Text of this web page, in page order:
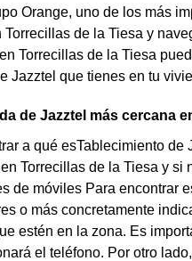
Orange, uno de los más
Torrecillas de la Tiesa y
Torrecillas de la Tiesa
Jazztel que tienes en tu
de Jazztel más cercana
a qué esTablecimiento
Torrecillas de la Tiesa y
de móviles Para encontrar
o más concretamente
estén en la zona. Es
el teléfono. Por otro